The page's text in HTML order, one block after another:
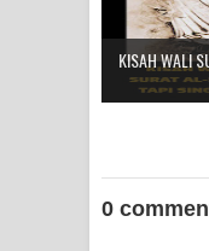
KISAH WALI
0